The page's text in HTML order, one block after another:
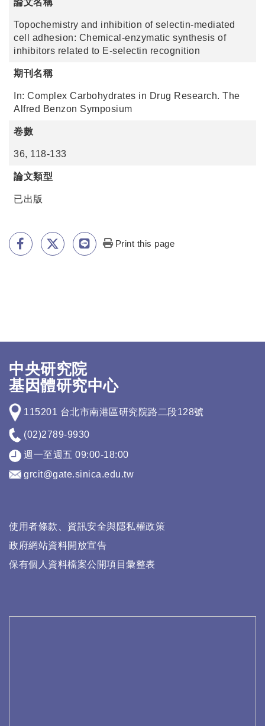
論文名稱
Topochemistry and inhibition of selectin-mediated
cell adhesion: Chemical-enzymatic synthesis of
inhibitors related to E-selectin recognition
期刊名稱
In: Complex Carbohydrates in Drug Research. The
Alfred Benzon Symposium
卷數
36, 118-133
論文類型
已出版
Print this page
中央研究院
基因體研究中心
115201 台北市南港區研究院路二段128號
(02)2789-9930
週一至週五 09:00-18:00
grcit@gate.sinica.edu.tw
使用者條款、資訊安全與隱私權政策
政府網站資料開放宣告
保有個人資料檔案公開項目彙整表